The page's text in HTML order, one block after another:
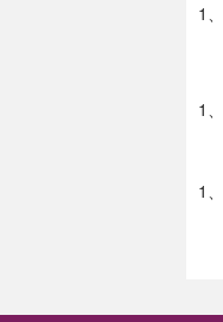
1、
1、
1、